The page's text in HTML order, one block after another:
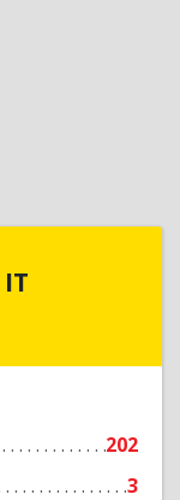
202
3
IT
курорт
Подробнее